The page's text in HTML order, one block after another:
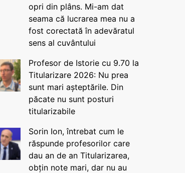
opri din plâns. Mi-am dat
seama că lucrarea mea nu a
fost corectată în adevăratul
sens al cuvântului
Profesor de Istorie cu 9.70 la
Titularizare 2026: Nu prea
sunt mari așteptările. Din
păcate nu sunt posturi
titularizabile
Sorin Ion, întrebat cum le
răspunde profesorilor care
dau an de an Titularizarea,
obțin note mari, dar nu au